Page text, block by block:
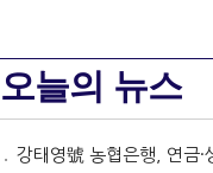
오늘의 뉴스
강태영號 농협은행, 연금·생활비도